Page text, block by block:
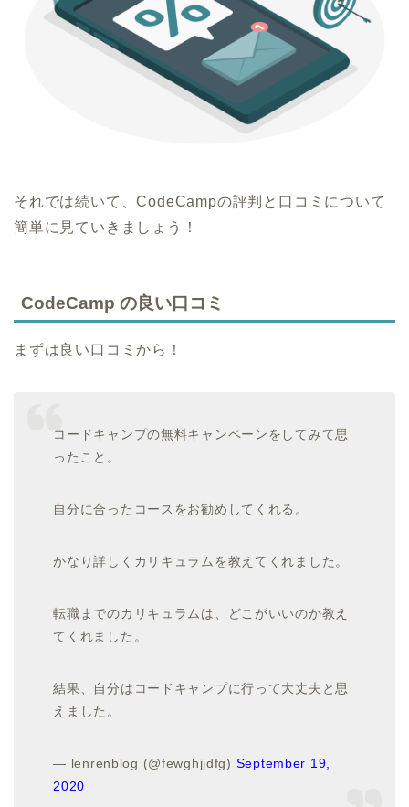
それでは続いて、CodeCampの評判と口コミについて
簡単に見ていきましょう！
CodeCamp の良い口コミ
まずは良い口コミから！
コードキャンプの無料キャンペーンをしてみて思
ったこと。
自分に合ったコースをお勧めしてくれる。
かなり詳しくカリキュラムを教えてくれました。
転職までのカリキュラムは、どこがいいのか教え
てくれました。
結果、自分はコードキャンプに行って大丈夫と思
えました。
— lenrenblog (@fewghjjdfg) September 19,
2020